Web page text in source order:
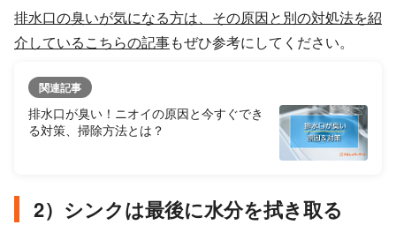
排水口の臭いが気になる方は、その原因と別の対処法を紹
介しているこちらの記事もぜひ参考にしてください。
関連記事
排水口が臭い！ニオイの原因と今すぐでき
る対策、掃除方法とは？
2）シンクは最後に水分を拭き取る